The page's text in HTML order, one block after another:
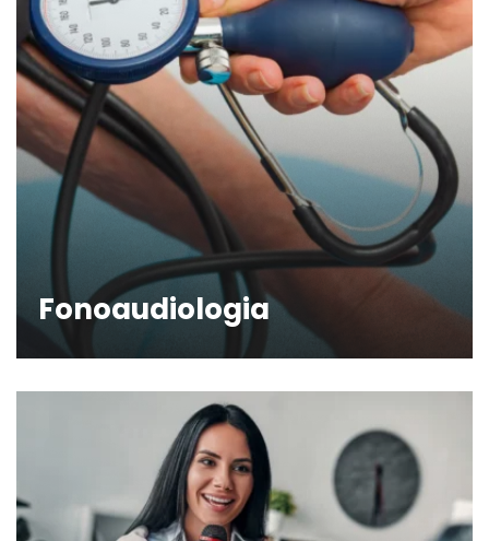
Fonoaudiologia